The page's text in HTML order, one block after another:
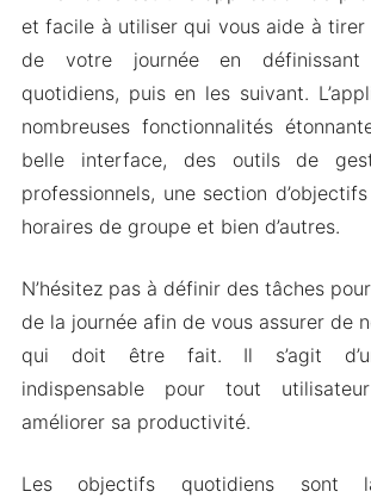
Développer de bonnes
Mod APK Version de TimeBlocks
Caractéristiques du module
Téléchargez TimeBlocks Apk &
Android 2024
et facile à utiliser qui vous aide à
de votre journée en
quotidiens, puis en les suivant.
nombreuses fonctionnalités
belle interface, des outils de
professionnels, une section
horaires de groupe et bien d’autres.
N’hésitez pas à définir des tâches
de la journée afin de vous assurer de
qui doit être fait. Il s’agit
indispensable pour tout
améliorer sa productivité.
Les objectifs quotidiens sont